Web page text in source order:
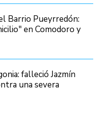
Barrio Pueyrredón:
en Comodoro y
falleció Jazmín
una severa